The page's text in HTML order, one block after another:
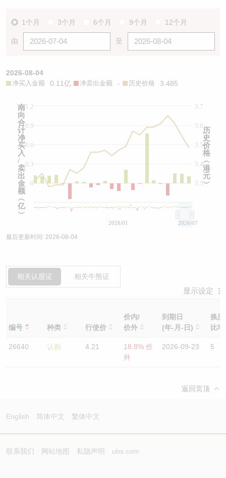
1个月 3个月 6个月 9个月 12个月
由 至
2026-08-04
净买入金额 0.11亿 净卖出金额 - 历史价格 3.485
0
0.3
0.6
0.9
1.2
3.3
3.4
3.5
3.6
3.7
2026/01 2026/07
南
向
合
计
净
买
入
/
卖
出
金
额
︵
亿
︶
历
史
价
格
︵
港
元
︶
最后更新时间: 2026-08-04
相关认股证 相关牛熊证
显示设定
编号 种类 行使价
价内/
价外
到期日
(年-月-日)
换股
比率
26640 认购 4.21
18.8% 价
外
2026-09-23 5
返回页顶
English 简体中文 繁体中文
联系我们 网站地图 私隐声明 ubs.com